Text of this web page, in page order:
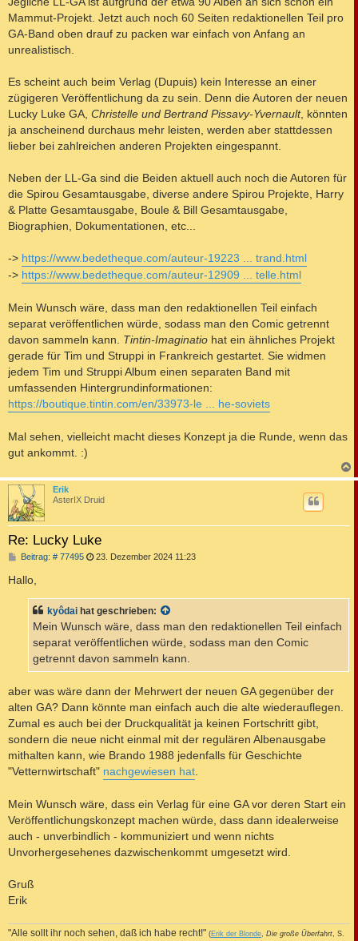
Mammut-Projekt. Jetzt auch noch 60 Seiten redaktionellen Teil pro
GA-Band oben drauf zu packen war einfach von Anfang an
unrealistisch.
Es scheint auch beim Verlag (Dupuis) kein Interesse an einer
zügigeren Veröffentlichung da zu sein. Denn die Autoren der neuen
Lucky Luke GA, Christelle und Bertrand Pissavy-Yvernault, könnten
ja anscheinend durchaus mehr leisten, werden aber stattdessen
lieber bei zahlreichen anderen Projekten eingespannt.
Neben der LL-Ga sind die Beiden aktuell auch noch die Autoren für
die Spirou Gesamtausgabe, diverse andere Spirou Projekte, Harry
& Platte Gesamtausgabe, Boule & Bill Gesamtausgabe,
Biographien, Dokumentationen, etc...
-> https://www.bedetheque.com/auteur-19223 ... trand.html
-> https://www.bedetheque.com/auteur-12909 ... telle.html
Mein Wunsch wäre, dass man den redaktionellen Teil einfach
separat veröffentlichen würde, sodass man den Comic getrennt
davon sammeln kann. Tintin-Imaginatio hat ein ähnliches Projekt
gerade für Tim und Struppi in Frankreich gestartet. Sie widmen
jedem Tim und Struppi Album einen separaten Band mit
umfassenden Hintergrundinformationen:
https://boutique.tintin.com/en/33973-le ... he-soviets
Mal sehen, vielleicht macht dieses Konzept ja die Runde, wenn das
gut ankommt. :)
a
Erik
AsterIX Druid
Re: Lucky Luke
Beitrag: # 77495B
r
a
23. Dezember 2024 11:23
Hallo,
kyôdai hat geschrieben:
Mein Wunsch wäre, dass man den redaktionellen Teil einfach
separat veröffentlichen würde, sodass man den Comic
getrennt davon sammeln kann.
aber was wäre dann der Mehrwert der neuen GA gegenüber der
alten GA? Dann könnte man einfach auch die alte wiederauflegen.
Zumal es auch bei der Druckqualität ja keinen Fortschritt gibt,
sondern die neue nicht einmal mit der regulären Albenausgabe
mithalten kann, wie Brando 1988 jedenfalls für Geschichte
"Vetternwirtschaft" nachgewiesen hat
Mein Wunsch wäre, dass ein Verlag für eine GA vor deren Start ein
Veröffentlichungskonzept machen würde, dass dann idealerweise
auch - unverbindlich - kommuniziert und wenn nichts
Unvorhergesehenes dazwischenkommt umgesetzt wird.
Gruß
Erik
"Alle sollt ihr noch sehen, daß ich habe recht!" (Erik der Blonde Die große Überfahrt , S.